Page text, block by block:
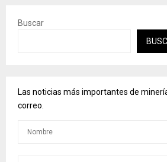
Buscar
Las noticias más importantes de
correo.